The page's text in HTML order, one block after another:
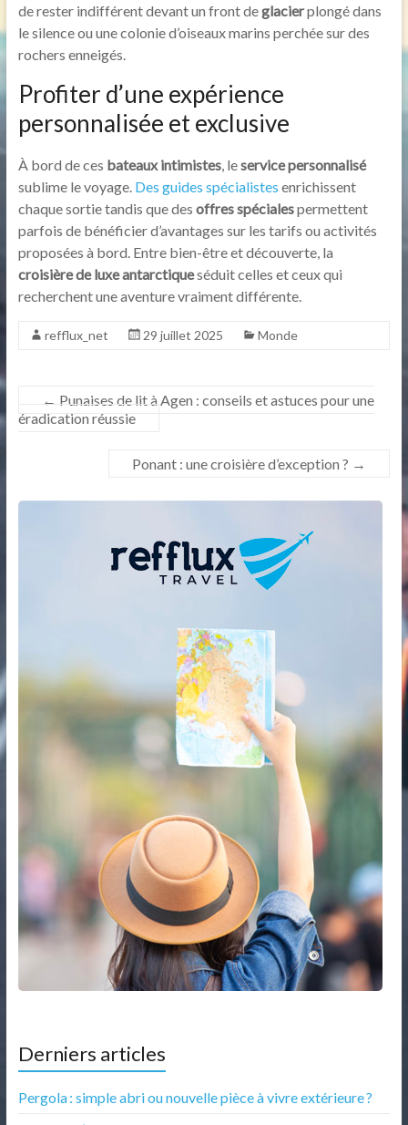
de rester indifférent devant un front deglacierplongé dans
le silence ou une colonie d’oiseaux marins perchée sur des
rochers enneigés.
Profiter d’une expérience
personnalisée et exclusive
À bord de ces bateaux intimistes, leservice personnalisé
sublime le voyage. Des guides spécialistes enrichissent
chaque sortie tandis que des offres spécialespermettent
parfois de bénéficier d’avantages sur les tarifs ou activités
proposées à bord. Entre bien-être et découverte, la
croisière de luxe antarctiqueséduit celles et ceux qui
recherchent une aventure vraiment différente.
refflux_net 29 juillet 2025 Monde
← Punaises de lit à Agen : conseils et astuces pour une
éradication réussie
Ponant : une croisière d’exception ? →
Derniers articles
Pergola : simple abri ou nouvelle pièce à vivre extérieure ?